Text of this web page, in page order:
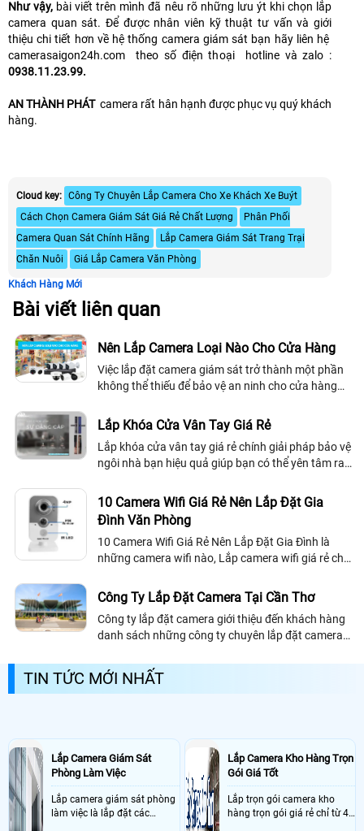
Như vậy, bài viết trên mình đã nêu rõ những lưu ýt khi chọn lắp
camera quan sát. Để được nhân viên kỹ thuật tư vấn và giới
thiệu chi tiết hơn về hệ thống camera giám sát bạn hãy liên hệ
camerasaigon24h.com theo số điện thoại hotline và zalo :
0938.11.23.99.
AN THÀNH PHÁT camera rất hân hạnh được phục vụ quý khách
hàng.
Cloud key: Công Ty Chuyên Lắp Camera Cho Xe Khách Xe Buýt
Cách Chọn Camera Giám Sát Giá Rẻ Chất Lượng
Phân Phối
Camera Quan Sát Chính Hãng
Lắp Camera Giám Sát Trang Trại
Chăn Nuôi
Giá Lắp Camera Văn Phòng
Khách Hàng Mới
Bài viết liên quan
Nên Lắp Camera Loại Nào Cho Cửa Hàng
Việc lắp đặt camera giám sát trở thành một phần
không thể thiếu để bảo vệ an ninh cho cửa hàng
bạn xem được mọi hoạt động diễn ra...
Lắp Khóa Cửa Vân Tay Giá Rẻ
Lắp khóa cửa vân tay giá rẻ chính giải pháp bảo vệ
ngôi nhà bạn hiệu quả giúp bạn có thể yên tâm ra
nhập ngôi nhà của mình.
10 Camera Wifi Giá Rẻ Nên Lắp Đặt Gia
Đình Văn Phòng
10 Camera Wifi Giá Rẻ Nên Lắp Đặt Gia Đình là
những camera wifi nào, Lắp camera wifi giá rẻ chú
kiệm xem qua điện thoại Wifi 3g nên chọn loại nào
trong 10 thiết bị camera wifi sau đây.
Công Ty Lắp Đặt Camera Tại Cần Thơ
Công ty lắp đặt camera giới thiệu đến khách hàng
danh sách những công ty chuyên lắp đặt camera
mình được công ty uy tín.
TIN TỨC MỚI NHẤT
Lắp Camera Giám Sát
Phòng Làm Việc
Lắp camera giám sát phòng
làm việc là lắp đặt các
Lắp Camera Kho Hàng Trọn
Gói Giá Tốt
Lắp trọn gói camera kho
hàng trọn gói giá rẻ chỉ từ 4